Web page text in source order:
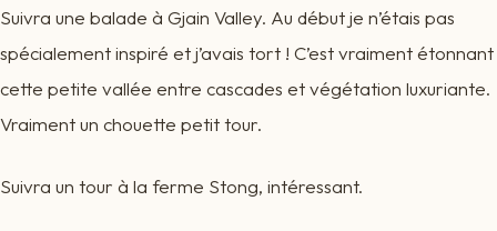
Suivra une balade à Gjain Valley. Au début je n’étais pas
spécialement inspiré et j’avais tort ! C’est vraiment étonnant
cette petite vallée entre cascades et végétation luxuriante.
Vraiment un chouette petit tour.
Suivra un tour à la ferme Stong, intéressant.